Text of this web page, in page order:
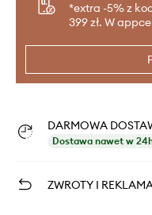
*extra -5% z
399 zł. W
DARMOWA
Dostawa nawet w
ZWROTY I